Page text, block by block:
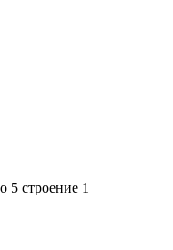
5 строение 1